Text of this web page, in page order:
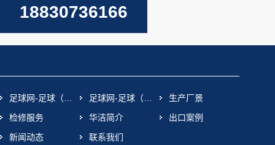
18830736166
足球网-足球（中国）
生产厂景
检修服务
华洁简介
出口案例
新闻动态
联系我们